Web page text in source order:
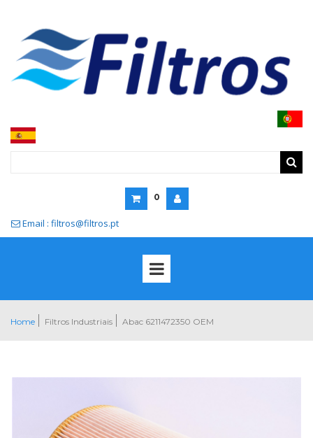
0
 Email : filtros@filtros.pt
Home Filtros Industriais Abac 6211472350 OEM